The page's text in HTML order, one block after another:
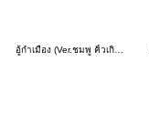
อู้กำเมือง (Ver.ชมพู คิ้วเกิร์ล)